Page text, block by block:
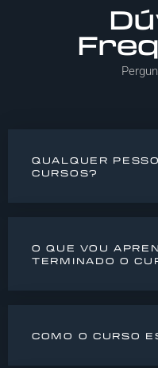
QUALQUER
CURSOS?
O QUE VOU
TERMINADO O
COMO O CURSO